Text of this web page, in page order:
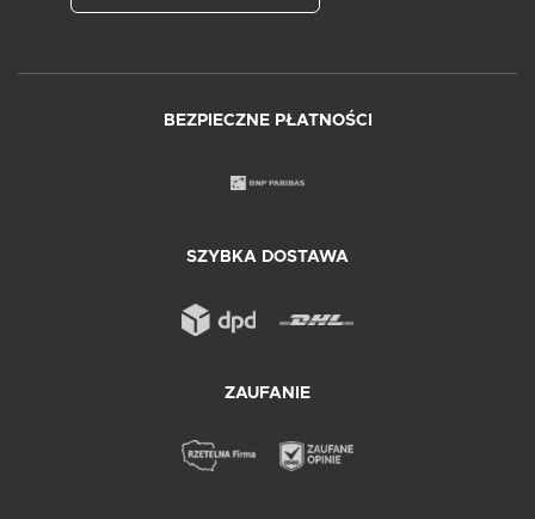
BEZPIECZNE PŁATNOŚCI
SZYBKA DOSTAWA
ZAUFANIE